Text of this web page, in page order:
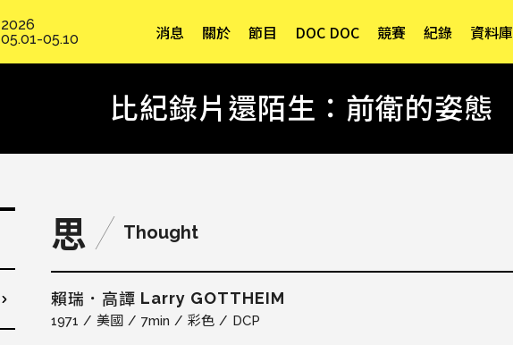
2026
05.01-05.10
消息 關於 節目 DOC DOC 競賽 紀錄 資料庫
比紀錄片還陌生：前衛的姿態
思 Thought
賴瑞．高譚 Larry GOTTHEIM
1971 美國 7min 彩色 DCP